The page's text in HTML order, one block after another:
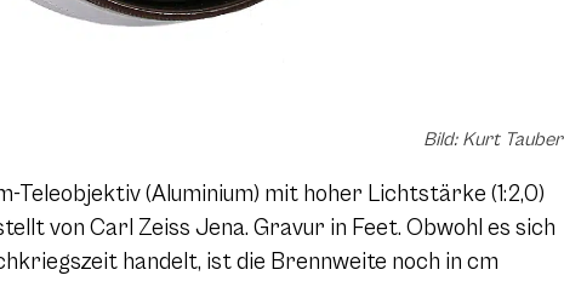
Bild: Kurt Tauber
Teleobjektiv (Aluminium) mit hoher Lichtstärke (1:2,0)
von Carl Zeiss Jena. Gravur in Feet. Obwohl es sich
handelt, ist die Brennweite noch in cm